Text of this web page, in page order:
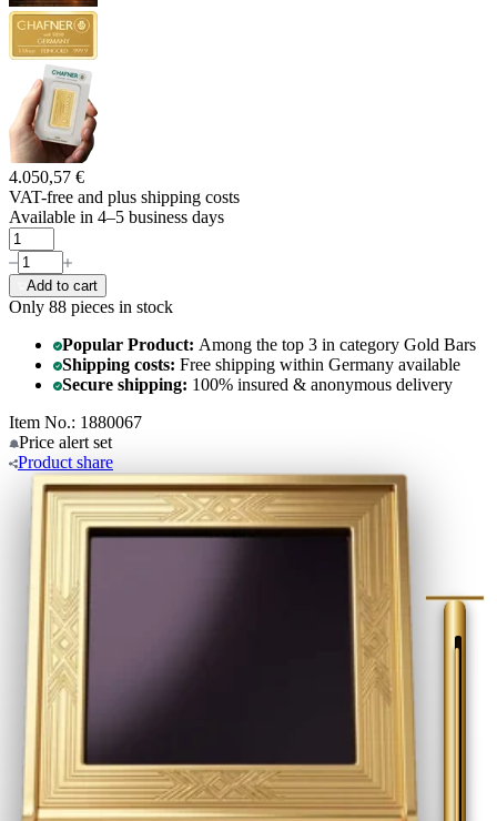
4.050,57 €
VAT-free and plus shipping costs
Available in 4–5 business days
Add to cart
Only 88 pieces in stock
Popular Product: Among the top 3 in category Gold Bars
Shipping costs: Free shipping within Germany available
Secure shipping: 100% insured & anonymous delivery
Item No.: 1880067
Price alert set
Product share